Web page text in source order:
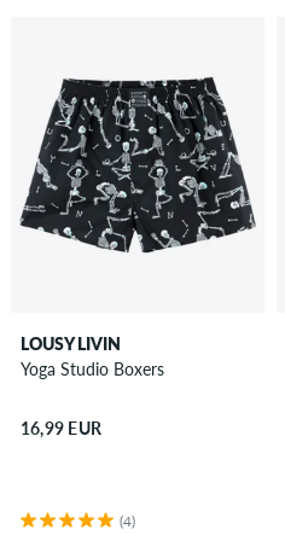
LOUSY LIVIN
Yoga Studio Boxers
16,99 EUR
(4)